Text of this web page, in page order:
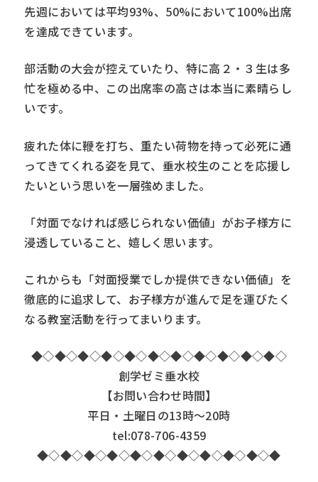
先週においては平均93%、50%において100%出席
を達成できています。
部活動の大会が控えていたり、特に高２・３生は多
忙を極める中、この出席率の高さは本当に素晴らし
いです。
疲れた体に鞭を打ち、重たい荷物を持って必死に通
ってきてくれる姿を見て、垂水校生のことを応援し
たいという思いを一層強めました。
「対面でなければ感じられない価値」がお子様方に
浸透していること、嬉しく思います。
これからも「対面授業でしか提供できない価値」を
徹底的に追求して、お子様方が進んで足を運びたく
なる教室活動を行ってまいります。
◆◇◆◇◆◇◆◇◆◇◆◇◆◇◆◇◆◇◆◇◆◇
創学ゼミ垂水校
【お問い合わせ時間】
平日・土曜日の13時～20時
tel:078-706-4359
◆◇◆◇◆◇◆◇◆◇◆◇◆◇◆◇◆◇◆◇◆